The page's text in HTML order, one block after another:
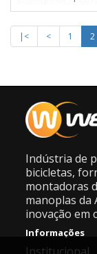
|< < 1 2
Indústria de
bicicletas,
montadoras
manoplas da
inovação em
Informações